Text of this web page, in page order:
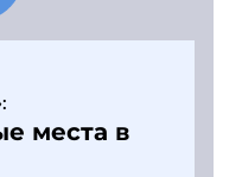
места в